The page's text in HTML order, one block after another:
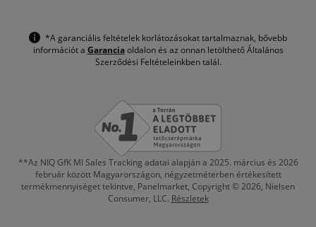
*A garanciális feltételek korlátozásokat tartalmaznak, bővebb
információt a Garanciaoldalon és az onnan letölthető Általános
Szerződési Feltételeinkben talál.
**Az NIQ GfK MI Sales Tracking adatai alapján a 2025. március és 2026
február között Magyarországon, négyzetméterben értékesített
termékmennyiséget tekintve, Panelmarket, Copyright © 2026, Nielsen
Consumer, LLC. Részletek